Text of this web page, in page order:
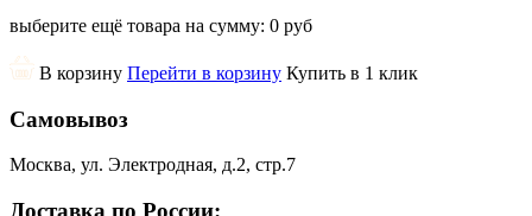
выберите ещё товара на сумму: 0 руб
В корзину Перейти в корзину Купить в 1 клик
Самовывоз
Москва, ул. Электродная, д.2, стр.7
Доставка по России: